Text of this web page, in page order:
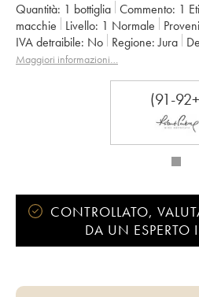
Quantità: 1 bottiglia Commento: 1
macchie
Livello: 1 Normale
IVA detraibile:
no Regione: Jura
Proprietario: Jean-François
Maggiori informazioni…
(91-
CONTROLLATO,
DA UN ESPERTO